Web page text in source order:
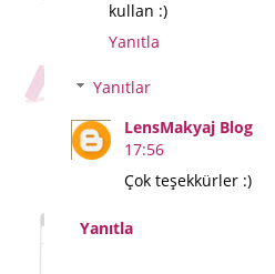
kullan :)
Yanıtla
Yanıtlar
LensMakyaj Blog
17:56
Çok teşekkürler :)
Yanıtla